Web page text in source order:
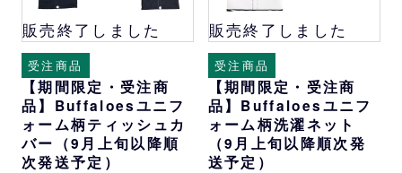
販売終了しました
受注商品
【期間限定・受注商
品】Buffaloesユニフ
ォーム柄ティッシュカ
バー（9月上旬以降順
次発送予定）
販売終了しました
受注商品
【期間限定・受注商
品】Buffaloesユニフ
ォーム柄洗濯ネット
（9月上旬以降順次発
送予定）